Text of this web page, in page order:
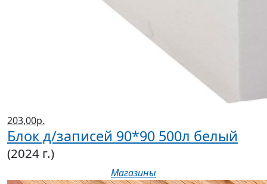
203,00р.
Блок д/записей 90*90 500л белый
(2024 г.)
Магазины